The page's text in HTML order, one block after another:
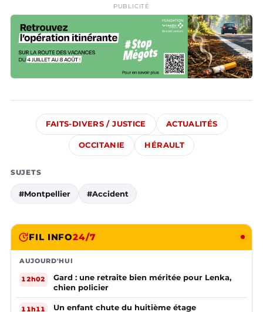
PUBLICITÉ
FAITS-DIVERS / JUSTICE ACTUALITÉS
OCCITANIE HÉRAULT
SUJETS
#Montpellier #Accident
FIL INFO24/7
AUJOURD'HUI
12h02
Gard : une retraite bien méritée pour Lenka,
chien policier
11h11 Un enfant chute du huitième étage